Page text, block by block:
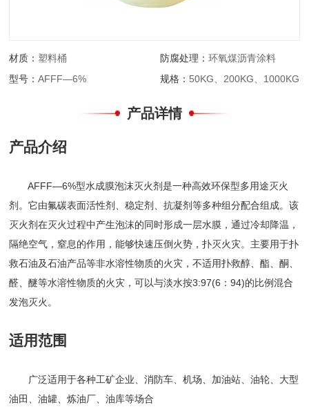
材质： 塑料桶 防腐处理：环氧煤沥青涂料
型号：AFFF—6% 规格： 50KG、200KG、1000KG
产品详情
产品介绍
AFFF—6%型水成膜泡沫灭火剂是一种高效环保型多用途灭火
剂。它由氟碳表面活性剂、稳定剂、抗凝剂等多种组分配合组成。该
灭火剂在灭火过程中产生泡沫的同时形成一层水膜，通过冷却降温，
隔绝空气，窒息的作用，能够快速压倒火势，扑灭火灾。主要用于扑
救石油及石油产品等非水溶性物质的火灾，不适用扑救醇、酯、酮、
醛、醚等水溶性物质的火灾，可以与淡水按3:97(6：94)的比例混合
发泡灭火。
适用范围
广泛适用于各种工矿企业、消防车、机场、加油站、油轮、大型
油田、油罐、炼油厂、油库等场合